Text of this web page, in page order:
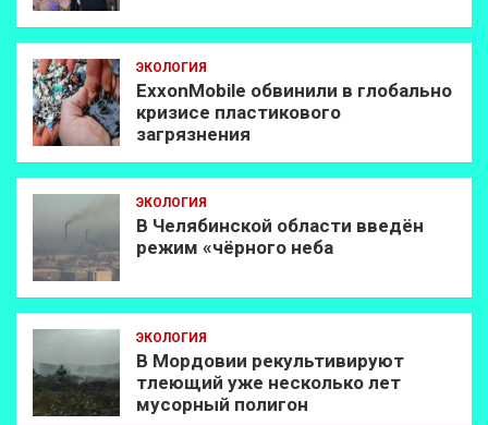
ЭКОЛОГИЯ
ExxonMobilе обвинили в глобально
кризисе пластикового
загрязнения
ЭКОЛОГИЯ
В Челябинской области введён
режим «чёрного неба
ЭКОЛОГИЯ
В Мордовии рекультивируют
тлеющий уже несколько лет
мусорный полигон